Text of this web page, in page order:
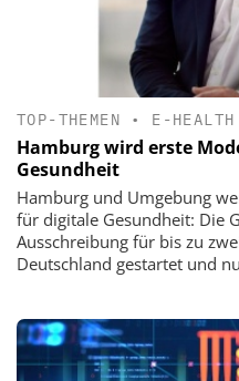
TOP-THEMEN • E-HEALTH
Hamburg wird erste
Gesundheit
Hamburg und Umgebung
für digitale Gesundheit: Die
Ausschreibung für bis zu
Deutschland gestartet und